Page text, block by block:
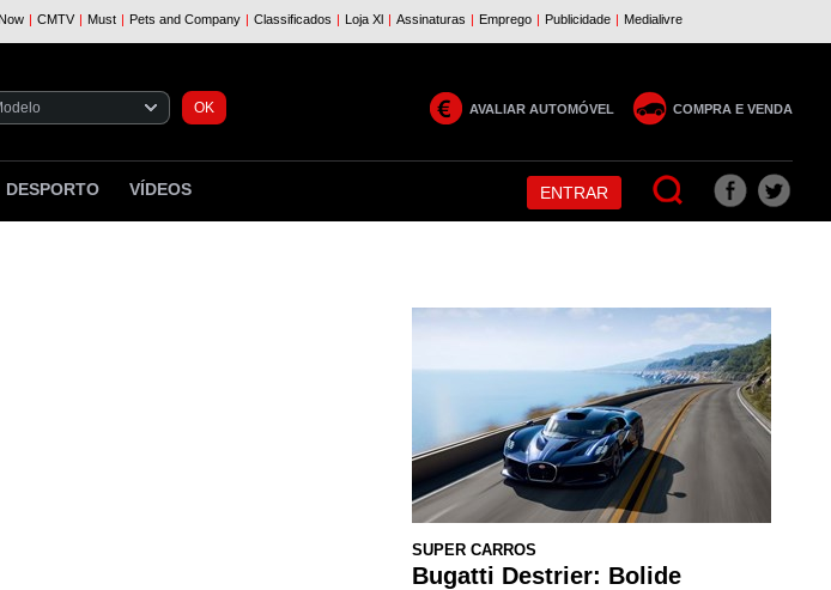
AVALIAR AUTOMÓVEL COMPRA E VENDA
DESPORTO VÍDEOS ENTRAR
SUPER CARROS
Bugatti Destrier: Bolide